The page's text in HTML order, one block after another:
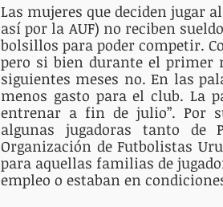
Las mujeres que deciden jugar
así por la AUF) no reciben
bolsillos para poder competir.
pero si bien durante el primer
siguientes meses no. En las
menos gasto para el club. La
entrenar a fin de julio”. Por
algunas jugadoras tanto de
Organización de Futbolistas
para aquellas familias de
empleo o estaban en